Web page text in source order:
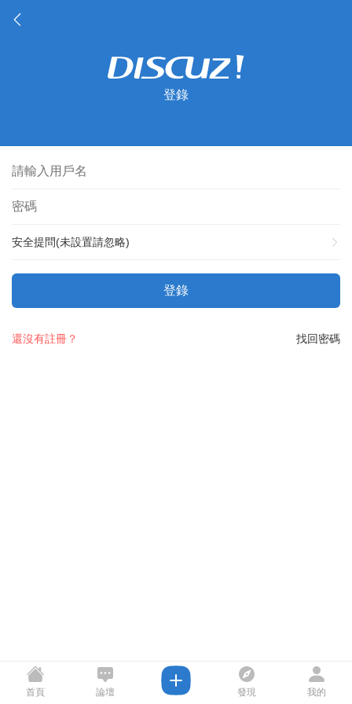
登錄
安全提問(未設置請忽略)
登錄
找回密碼
還沒有註冊？
首頁 論壇 發現 我的